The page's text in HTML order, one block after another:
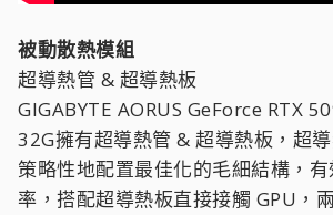
被動散熱模組
超導熱管 & 超導熱板
GIGABYTE AORUS GeForce RTX
32G擁有超導熱管 & 超導熱板，超
策略性地配置最佳化的毛細結構，
率，搭配超導熱板直接接觸 GPU，